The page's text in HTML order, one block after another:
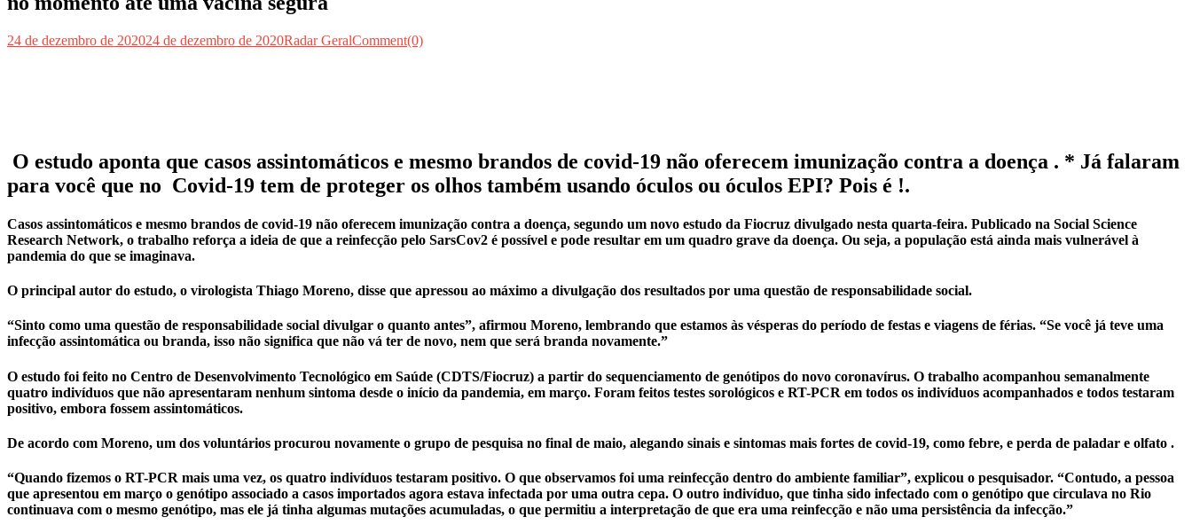
24 de dezembro de 202024 de dezembro de 2020Radar GeralComment(0)
O estudo aponta que casos assintomáticos e mesmo brandos de covid-19 não oferecem imunização contra a doença . * Já falaram
para você que no Covid-19 tem de proteger os olhos também usando óculos ou óculos EPI? Pois é !.
Casos assintomáticos e mesmo brandos de covid-19 não oferecem imunização contra a doença, segundo um novo estudo da Fiocruz divulgado nesta quarta-feira. Publicado na Social Science
Research Network, o trabalho reforça a ideia de que a reinfecção pelo SarsCov2 é possível e pode resultar em um quadro grave da doença. Ou seja, a população está ainda mais vulnerável à
pandemia do que se imaginava.
O principal autor do estudo, o virologista Thiago Moreno, disse que apressou ao máximo a divulgação dos resultados por uma questão de responsabilidade social.
“Sinto como uma questão de responsabilidade social divulgar o quanto antes”, afirmou Moreno, lembrando que estamos às vésperas do período de festas e viagens de férias. “Se você já teve uma
infecção assintomática ou branda, isso não significa que não vá ter de novo, nem que será branda novamente.”
O estudo foi feito no Centro de Desenvolvimento Tecnológico em Saúde (CDTS/Fiocruz) a partir do sequenciamento de genótipos do novo coronavírus. O trabalho acompanhou semanalmente
quatro indivíduos que não apresentaram nenhum sintoma desde o início da pandemia, em março. Foram feitos testes sorológicos e RT-PCR em todos os indivíduos acompanhados e todos testaram
positivo, embora fossem assintomáticos.
De acordo com Moreno, um dos voluntários procurou novamente o grupo de pesquisa no final de maio, alegando sinais e sintomas mais fortes de covid-19, como febre, e perda de paladar e olfato .
“Quando fizemos o RT-PCR mais uma vez, os quatro indivíduos testaram positivo. O que observamos foi uma reinfecção dentro do ambiente familiar”, explicou o pesquisador. “Contudo, a pessoa
que apresentou em março o genótipo associado a casos importados agora estava infectada por uma outra cepa. O outro indivíduo, que tinha sido infectado com o genótipo que circulava no Rio
continuava com o mesmo genótipo, mas ele já tinha algumas mutações acumuladas, o que permitiu a interpretação de que era uma reinfecção e não uma persistência da infecção.”